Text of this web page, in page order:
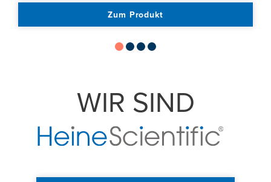
Zum Produkt
WIR SIND